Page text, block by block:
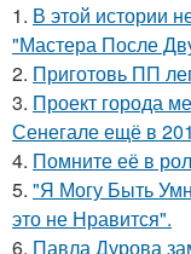
1. В этой истории
"Мастера После
2. Приготовь ПП
3. Проект города
Сенегале ещё в
4. Помните её в
5. "Я Могу Быть
это не Нравится".
6. Павла Дурова